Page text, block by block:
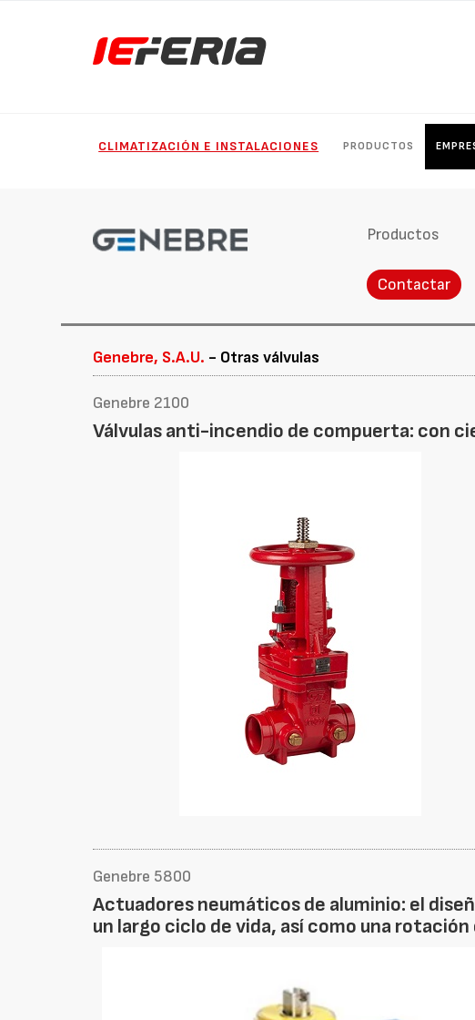
CLIMATIZACIÓN E INSTALACIONES PRODUCTOS
Productos
Contactar
Genebre, S.A.U. - Otras válvulas
Genebre 2100
Válvulas anti-incendio de compuerta: con
Genebre 5800
Actuadores neumáticos de aluminio: el
un largo ciclo de vida, así como una